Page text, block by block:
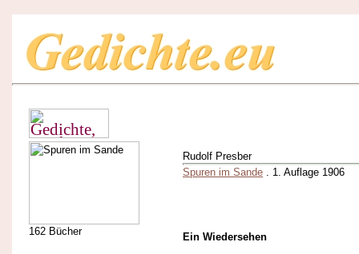
162 Bücher
Rudolf Presber
Spuren im Sande . 1. Auflage 1906
Ein Wiedersehen